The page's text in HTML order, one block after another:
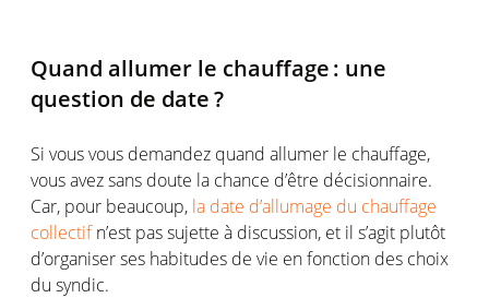
Quand allumer le chauffage: une
question de date ?
Si vousvous demandez quand allumer le chauffage,
vousavezsans doute la chance d’être décisionnaire.
Car, pour beaucoup, la date d’allumage du chauffage
collectif n’est passujette à discussion, et il s’agit plutôt
d’organiserses habitudes de vie enfonction des choix
du syndic.